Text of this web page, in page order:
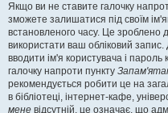
Якщо ви не ставите галочку
зможете залишатися під своїм
встановленого часу. Це зроблено
використати ваш обліковий
вводити ім'я користувача і
галочку напроти пункту
рекомендується робити це на
в бібліотеці, інтернет-кафе,
мене відсутній, це означає, що